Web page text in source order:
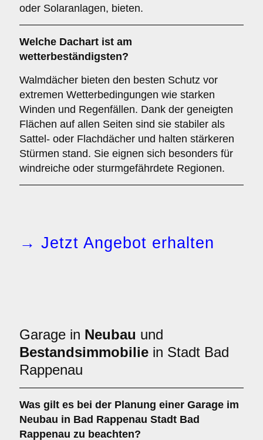
oder Solaranlagen, bieten.
Welche Dachart ist am
wetterbeständigsten?
Walmdächer bieten den besten Schutz vor
extremen Wetterbedingungen wie starken
Winden und Regenfällen. Dank der geneigten
Flächen auf allen Seiten sind sie stabiler als
Sattel- oder Flachdächer und halten stärkeren
Stürmen stand. Sie eignen sich besonders für
windreiche oder sturmgefährdete Regionen.
→ Jetzt Angebot erhalten
Garage in Neubau und
Bestandsimmobilie in Stadt Bad
Rappenau
Was gilt es bei der Planung einer Garage im
Neubau in Bad Rappenau Stadt Bad
Rappenau zu beachten?